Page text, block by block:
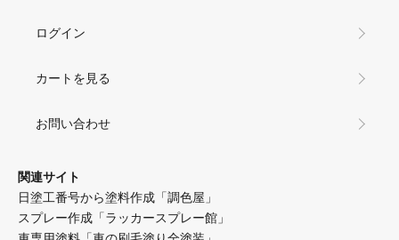
ログイン
カートを見る
お問い合わせ
関連サイト
日塗工番号から塗料作成「調色屋」
スプレー作成「ラッカースプレー館」